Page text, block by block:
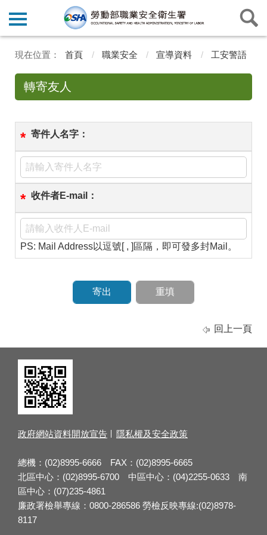
首頁 職業安全 宣導資料 工安警語
轉寄友人
* 寄件人名字：
* 收件者E-mail：
PS: Mail Address以逗號[ , ]區隔，即可發多封Mail。
回上一頁
政府網站資料開放宣告 隱私權及安全政策
總機：(02)8995-6666 FAX：(02)8995-6665
北區中心：(02)8995-6700 中區中心：(04)2255-0633 南
區中心：(07)235-4861
廉政署檢舉專線：0800-286586 勞檢反映專線:(02)8978-
8117